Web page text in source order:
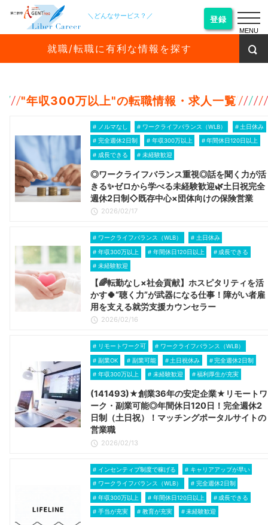
＼どんなサービス？／ 登録
就職/転職に有利な情報を探す
"年収300万以上"の転職情報・求人一覧
ノルマなし ワークライフバランス（WLB） 土日休み
完全週休2日制 年収300万以上 年間休日120日以上
成長できる 未経験歓迎
◎ワークライフバランス重視◎話を聞く力が活
きる✨ゼロから学べる未経験歓迎🌿土日祝完全
週休2日制◇既存中心×団体向けの保険営業
2026/02/17
ワークライフバランス（WLB） 土日休み
年収300万以上 年間休日120日以上 成長できる
未経験歓迎
【🌈転勤なし×社会貢献】ホスピタリティを活
かす🍀“聴く力”が武器になる仕事！障がい者雇
用を支える就労支援カウンセラー
2026/02/16
リモートワーク可 ワークライフバランス（WLB）
副業OK 副業可能 土日祝休み 完全週休2日制
年収300万以上 未経験歓迎 福利厚生が充実
(141493)★創業36年の安定企業★リモートワ
ーク・副業可能◎年間休日120日！完全週休2
日制（土日祝）！マッチングポータルサイトの
営業職
2026/02/13
インセンティブ制度で稼げる キャリアアップが早い
ワークライフバランス（WLB） 完全週休2日制
年収300万以上 年間休日120日以上 成長できる
手当が充実 教育が充実 未経験歓迎
MENU